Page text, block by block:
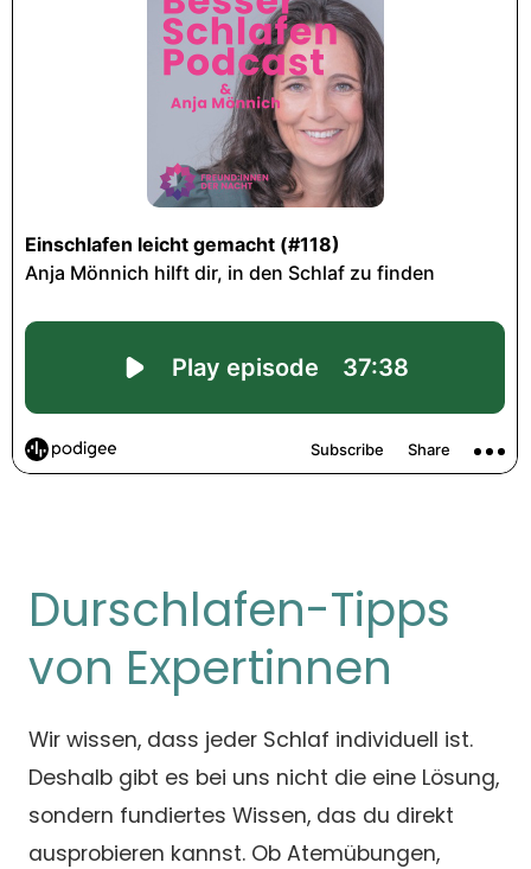
Durschlafen-Tipps
von Expertinnen
Wir wissen, dass jeder Schlaf individuell ist.
Deshalb gibt es bei uns nicht die eine Lösung,
sondern fundiertes Wissen, das du direkt
ausprobieren kannst. Ob Atemübungen,